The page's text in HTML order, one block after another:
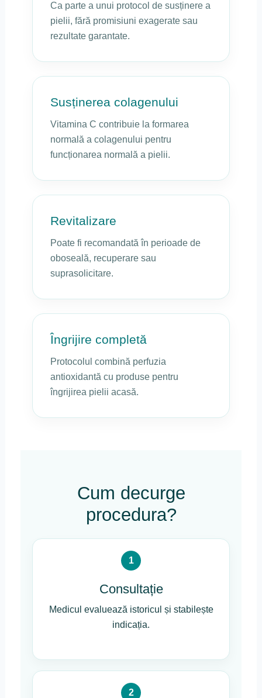
Ca parte a unui protocol de susținere a
pielii, fără promisiuni exagerate sau
rezultate garantate.
Susținerea colagenului
Vitamina C contribuie la formarea
normală a colagenului pentru
funcționarea normală a pielii.
Revitalizare
Poate fi recomandată în perioade de
oboseală, recuperare sau
suprasolicitare.
Îngrijire completă
Protocolul combină perfuzia
antioxidantă cu produse pentru
îngrijirea pielii acasă.
Cum decurge
procedura?
1
Consultație
Medicul evaluează istoricul și stabilește
indicația.
2